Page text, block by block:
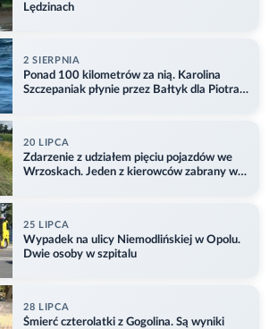
Lędzinach
2 SIERPNIA
Ponad 100 kilometrów za nią. Karolina
Szczepaniak płynie przez Bałtyk dla Piotra.
20 LIPCA
Zdarzenie z udziałem pięciu pojazdów we
Wrzoskach. Jeden z kierowców zabrany w
25 LIPCA
Wypadek na ulicy Niemodlińskiej w Opolu.
Dwie osoby w szpitalu
28 LIPCA
Śmierć czterolatki z Gogolina. Są wyniki